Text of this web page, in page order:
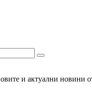
и актуални новини